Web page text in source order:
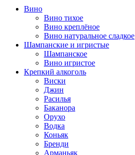
Вино
Вино тихое
Вино креплёное
Вино натуральное сладкое
Шампанские и игристые
Шампанское
Вино игристое
Крепкий алкоголь
Виски
Джин
Расилья
Баканора
Орухо
Водка
Коньяк
Бренди
Арманьяк